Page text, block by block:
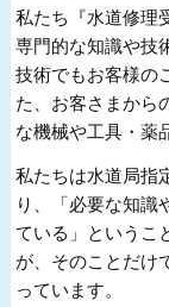
私たち『水道修理
専門的な知識や技
技術でもお客様の
た、お客さまから
な機械や工具・薬
私たちは水道局指
り、「必要な知識
ている」というこ
が、そのことだけ
っています。